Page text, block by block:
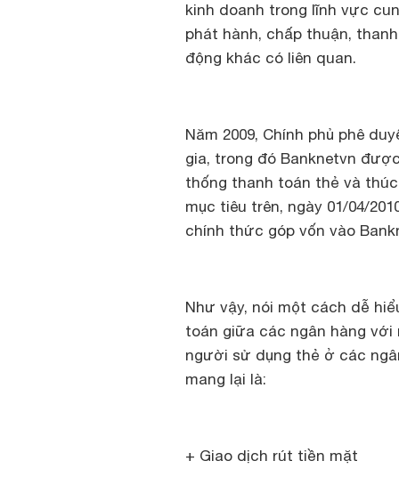
kinh doanh trong lĩnh vực
phát hành, chấp thuận,
động khác có liên quan.
Năm 2009, Chính phủ phê
gia, trong đó Banknetvn
thống thanh toán thẻ và
mục tiêu trên, ngày 01/04/
chính thức góp vốn vào
Như vậy, nói một cách dễ
toán giữa các ngân hàng
người sử dụng thẻ ở các
mang lại là:
+ Giao dịch rút tiền mặt